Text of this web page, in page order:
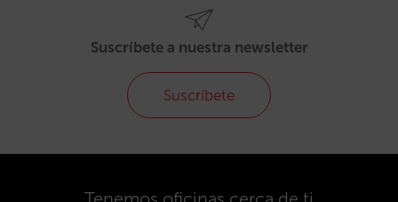
Suscríbete a nuestra newsletter
Suscríbete